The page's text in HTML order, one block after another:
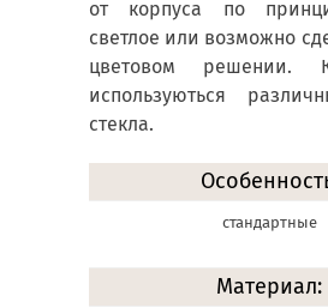
от корпуса по
светлое или возможно
цветовом решении.
используються
стекла.
стандартные
Материал: